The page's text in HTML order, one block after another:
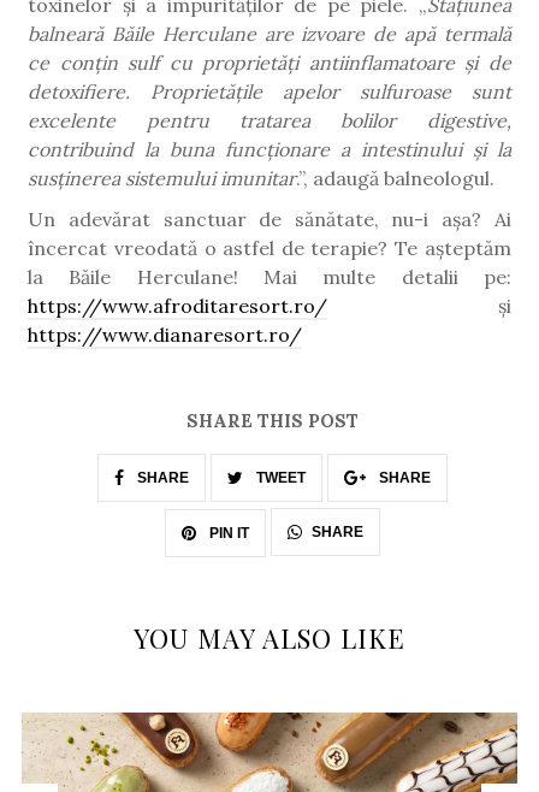
balneară Băile Herculane are izvoare de apă termală
ce conțin sulf cu proprietăți antiinflamatoare și de
detoxifiere. Proprietățile apelor sulfuroase sunt
excelente pentru tratarea bolilor digestive,
contribuind la buna funcționare a intestinului și la
susținerea sistemului imunitar.”, adaugă balneologul.
Un adevărat sanctuar de sănătate, nu-i așa? Ai
încercat vreodată o astfel de terapie? Te așteptăm
la Băile Herculane! Mai multe detalii pe:
https://www.afroditaresort.ro/ și
https://www.dianaresort.ro/
SHARE THIS POST
SHARE TWEET SHARE
PIN IT SHARE
YOU MAY ALSO LIKE